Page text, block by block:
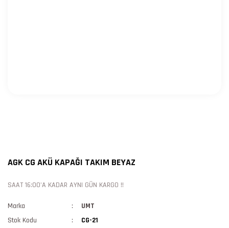
AGK CG AKÜ KAPAĞI TAKIM BEYAZ
SAAT 16:00'A KADAR AYNI GÜN KARGO !!
Marka
UMT
Stok Kodu
CG-21